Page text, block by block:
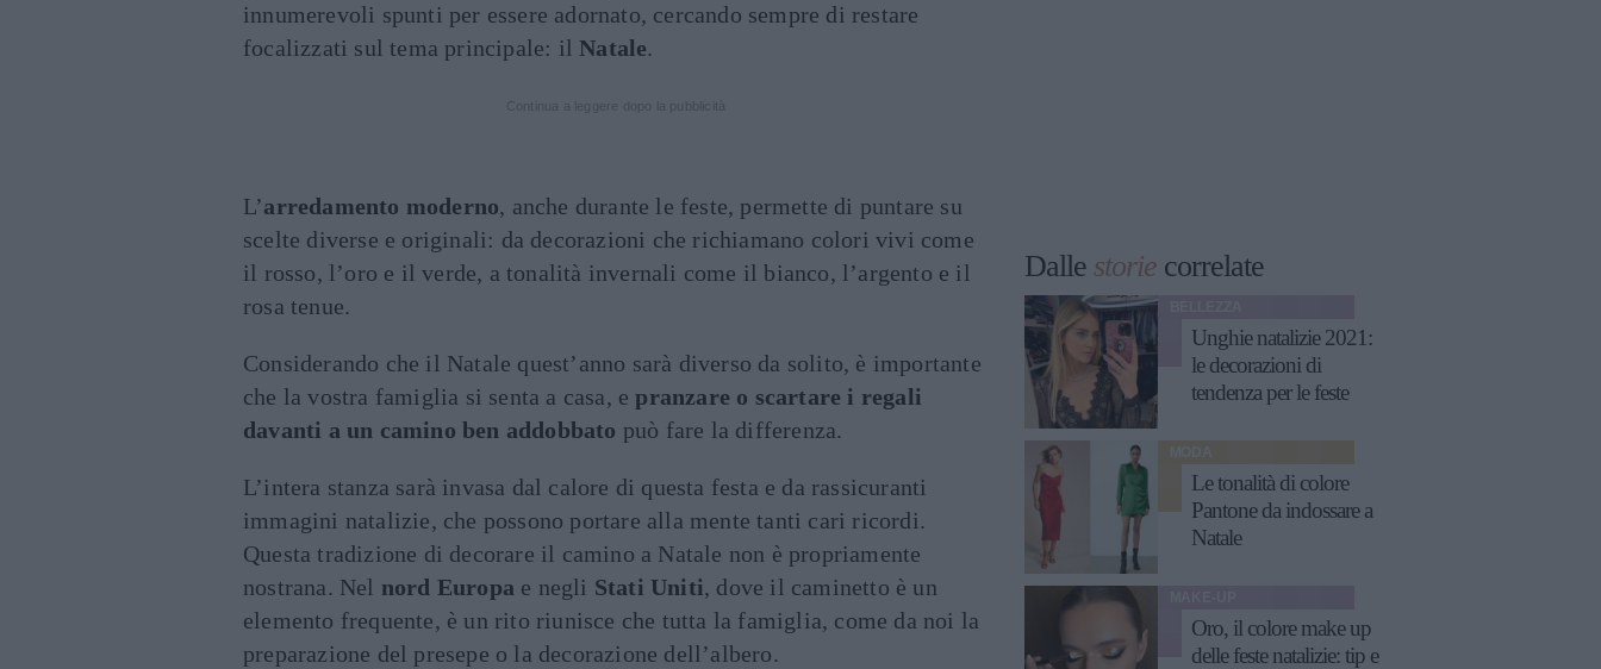
innumerevoli spunti per essere adornato, cercando sempre di restare
focalizzati sul tema principale: ilNatale.
L’arredamento moderno, anche durante le feste, permette di puntare su
scelte diverse e originali: da decorazioni che richiamano colori vivi come
il rosso, l’oro e il verde, a tonalità invernali come il bianco, l’argento e il
rosa tenue.
Considerando che il Natale quest’anno sarà diverso da solito, è importante
che la vostra famiglia si senta a casa, epranzare o scartare i regali
davanti a un camino ben addobbato può fare la differenza.
L’intera stanza sarà invasa dal calore di questa festa e da rassicuranti
immagini natalizie, che possono portare alla mente tanti cari ricordi.
Questa tradizione di decorare il camino a Natale non è propriamente
nostrana. Nel nord Europa e negli Stati Uniti, dove il caminetto è un
elemento frequente, è un rito riunisce che tutta la famiglia, come da noi la
preparazione del presepe o la decorazione dell’albero.
Dalle storie correlate
Unghie natalizie 2021:
le decorazioni di
tendenza per le feste
MODA
Le tonalità di colore
Pantone da indossare a
Natale
Oro, il colore make up
delle feste natalizie: tip e